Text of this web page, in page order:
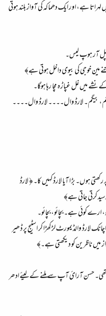
ہے، اور ایک دھماکہ کی آواز بلند ہوتی
آر ہوپ لیس۔
مین خوجی کی بیوی داخل ہوتی ہے﴾
میں غل غپاڑہ مچا رہا ہوگا۔
بیگم۔ لارڈ وال۔۔۔۔ لارڈ وال۔۔۔۔
ہوں۔ بڑ ا آیا لارڈ کہیں کا۔ ﴿ لارڈ
کرتی جاتی ہے﴾
کوئی ہے۔ بچائو، بچائو۔
لارڈ والڈیمورٹ لڑ کھڑا کر اسٹیج پر ڈھیر
میں ناظرین کو دیکھتی ہے۔﴾
حسن آرائ آپ سے ملنے کے لیئے ادھر